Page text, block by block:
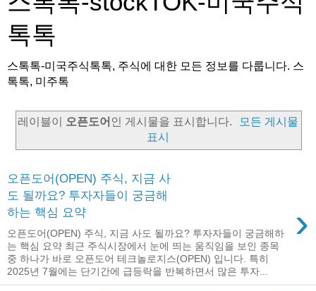
톡톡
스톡톡-미국주식톡톡, 주식에 대한 모든 정보를 다룹니다. 스
톡톡, 미주톡
레이블이 오픈도어 인 게시물을 표시합니다.
모든 게시물
표시
오픈도어(OPEN) 주식, 지금 사
도 될까요? 투자자들이 궁금해
하는 핵심 요약
›
오픈도어(OPEN) 주식, 지금 사도 될까요? 투자자들이 궁금해하
는 핵심 요약 최근 주식시장에서 눈에 띄는 움직임을 보인 종목
중 하나가 바로 오픈도어 테크놀로지스(OPEN) 입니다. 특히
2025년 7월에는 단기간에 급등락을 반복하면서 많은 투자...